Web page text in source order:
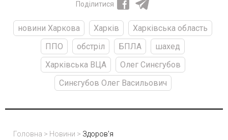
Поділитися
новини Харкова Харків
Харківська область
ППО
обстріл БПЛА
шахед
Харківська ВЦА
Олег Синєгубов
Синєгубов Олег Васильович
Головна > Новини > Здоров'я